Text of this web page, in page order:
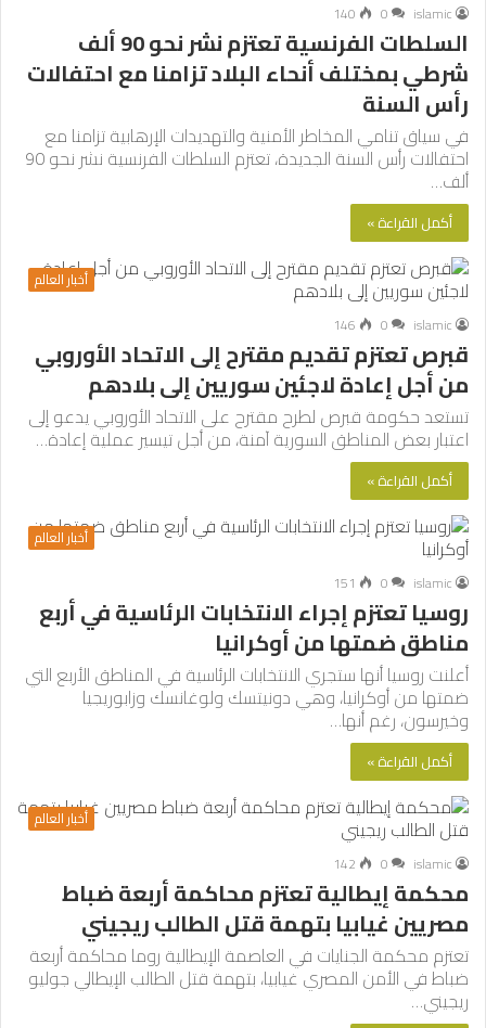
islamic
0
140
السلطات الفرنسية تعتزم نشر نحو 90 ألف
شرطي بمختلف أنحاء البلاد تزامنا مع احتفالات
رأس السنة
في سياق تنامي المخاطر الأمنية والتهديدات الإرهابية تزامنا مع
احتفالات رأس السنة الجديدة، تعتزم السلطات الفرنسية نشر نحو 90
ألف…
أكمل القراءة »
أخبار العالم
islamic
0
146
قبرص تعتزم تقديم مقترح إلى الاتحاد الأوروبي
من أجل إعادة لاجئين سوريين إلى بلادهم
تستعد حكومة قبرص لطرح مقترح على الاتحاد الأوروبي يدعو إلى
اعتبار بعض المناطق السورية آمنة، من أجل تيسير عملية إعادة…
أكمل القراءة »
أخبار العالم
islamic
0
151
روسيا تعتزم إجراء الانتخابات الرئاسية في أربع
مناطق ضمتها من أوكرانيا
أعلنت روسيا أنها ستجري الانتخابات الرئاسية في المناطق الأربع التي
ضمتها من أوكرانيا، وهي دونيتسك ولوغانسك وزابوريجيا
وخيرسون، رغم أنها…
أكمل القراءة »
أخبار العالم
islamic
0
142
محكمة إيطالية تعتزم محاكمة أربعة ضباط
مصريين غيابيا بتهمة قتل الطالب ريجيني
تعتزم محكمة الجنايات في العاصمة الإيطالية روما محاكمة أربعة
ضباط في الأمن المصري غيابيا، بتهمة قتل الطالب الإيطالي جوليو
ريجيني…